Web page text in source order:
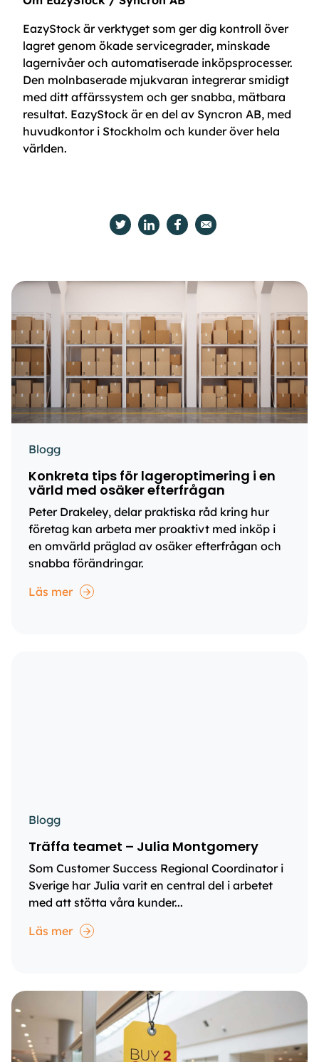
EazyStock är verktyget som ger dig kontroll över
lagret genom ökade servicegrader, minskade
lagernivåer och automatiserade inköpsprocesser.
Den molnbaserade mjukvaran integrerar smidigt
med ditt affärssystem och ger snabba, mätbara
resultat. EazyStock är en del av Syncron AB, med
huvudkontor i Stockholm och kunder över hela
världen.
Blogg
Konkreta tips för lageroptimering i en
värld med osäker efterfrågan
Peter Drakeley, delar praktiska råd kring hur
företag kan arbeta mer proaktivt med inköp i
en omvärld präglad av osäker efterfrågan och
snabba förändringar.
Läs mer
Blogg
Träffa teamet – Julia Montgomery
Som Customer Success Regional Coordinator i
Sverige har Julia varit en central del i arbetet
med att stötta våra kunder...
Läs mer